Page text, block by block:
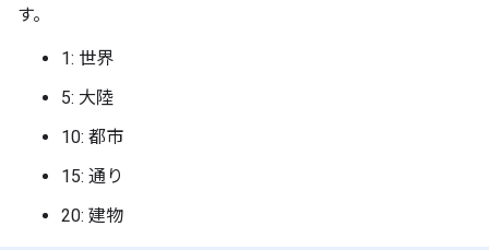
す。
1: 世界
5: 大陸
10: 都市
15: 通り
20: 建物